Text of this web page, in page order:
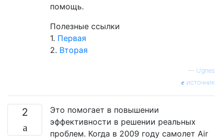
помощь.
Полезные ссылки
1. Первая
2. Вторая
— Ugnes
источник
2
Это помогает в повышении
эффективности в решении реальных
проблем. Когда в 2009 году самолет Air